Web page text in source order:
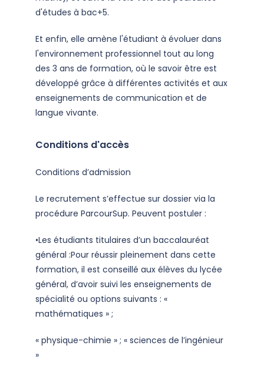
d'études à bac+5.
Et enfin, elle amène l'étudiant à évoluer dans
l'environnement professionnel tout au long
des 3 ans de formation, où le savoir être est
développé grâce à différentes activités et aux
enseignements de communication et de
langue vivante.
Conditions d'accès
Conditions d’admission
Le recrutement s’effectue sur dossier via la
procédure ParcourSup. Peuvent postuler :
•Les étudiants titulaires d’un baccalauréat
général :Pour réussir pleinement dans cette
formation, il est conseillé aux élèves du lycée
général, d’avoir suivi les enseignements de
spécialité ou options suivants : «
mathématiques » ;
« physique-chimie » ; « sciences de l’ingénieur
»